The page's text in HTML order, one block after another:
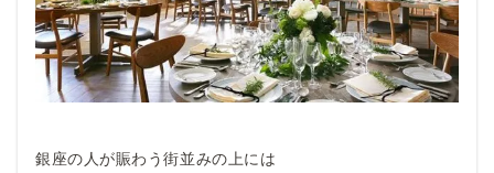
銀座の人が賑わう街並みの上には